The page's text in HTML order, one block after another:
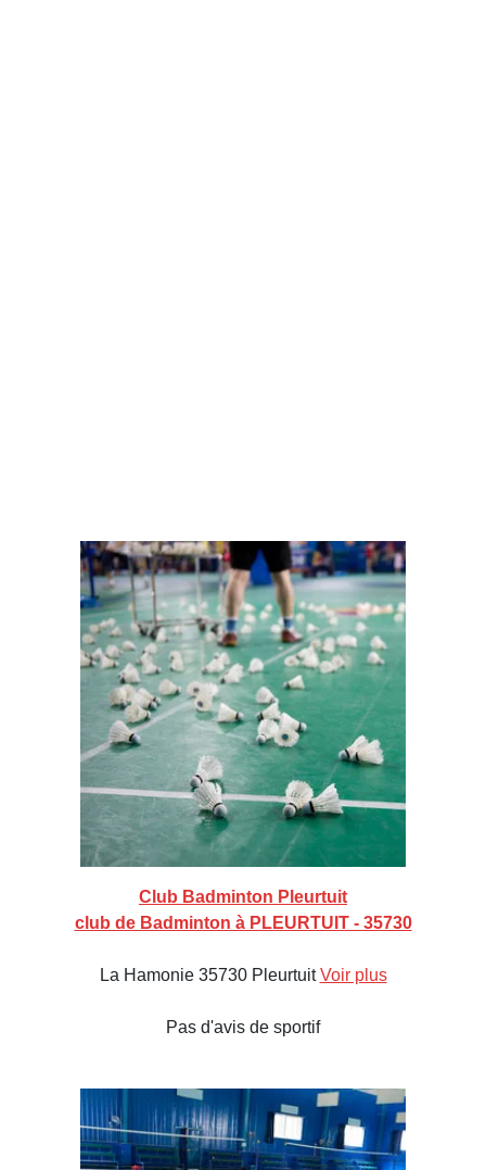
Club Badminton Pleurtuit
club de Badminton à PLEURTUIT - 35730
La Hamonie 35730 PleurtuitVoir plus
Pas d'avis de sportif